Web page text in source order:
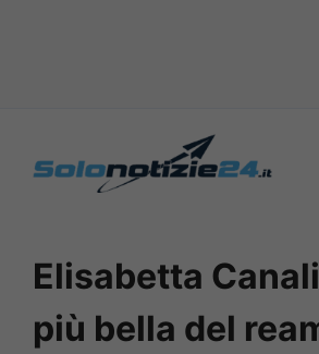
Elisabetta
più bella del